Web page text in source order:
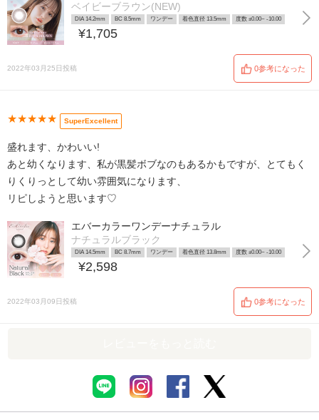
ベイビーブラウン(NEW)
DIA 14.2mm BC 8.5mm ワンデー 着色直径 13.5mm 度数 ±0.00~ -10.00
¥1,705
2022年03月25日投稿 0参考になった
★★★★★ SuperExcellent
盛れます、かわいい!
あと幼くなります、私が黒髪ボブなのもあるかもですが、とてもく
りくりっとして幼い雰囲気になります、
リピしようと思います♡
エバーカラーワンデーナチュラル
ナチュラルブラック
DIA 14.5mm BC 8.7mm ワンデー 着色直径 13.8mm 度数 ±0.00~ -10.00
¥2,598
2022年03月09日投稿 0参考になった